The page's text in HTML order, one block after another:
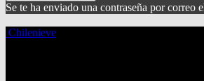
Se te ha enviado una contraseña por correo
Chilenieve